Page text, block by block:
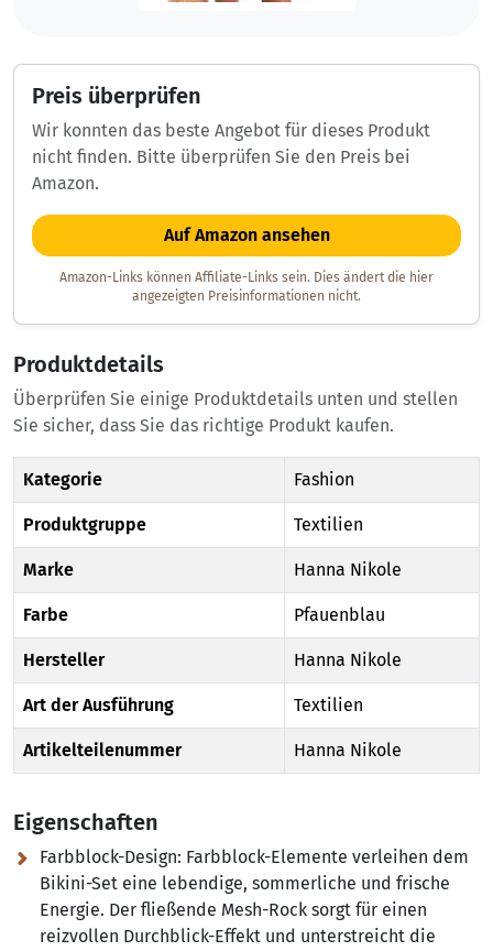
Preis überprüfen
Wir konnten das beste Angebot für dieses Produkt
nicht finden. Bitte überprüfen Sie den Preis bei
Amazon.
Auf Amazon ansehen
Amazon-Links können Affiliate-Links sein. Dies ändert die hier
angezeigten Preisinformationen nicht.
Produktdetails
Überprüfen Sie einige Produktdetails unten und stellen
Sie sicher, dass Sie das richtige Produkt kaufen.
Kategorie Fashion
Produktgruppe Textilien
Marke Hanna Nikole
Farbe Pfauenblau
Hersteller Hanna Nikole
Art der Ausführung Textilien
Artikelteilenummer Hanna Nikole
Eigenschaften
Farbblock-Design: Farbblock-Elemente verleihen dem
Bikini-Set eine lebendige, sommerliche und frische
Energie. Der fließende Mesh-Rock sorgt für einen
reizvollen Durchblick-Effekt und unterstreicht die